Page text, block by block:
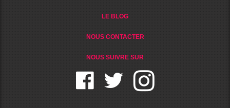
LE BLOG
NOUS CONTACTER
NOUS SUIVRE SUR